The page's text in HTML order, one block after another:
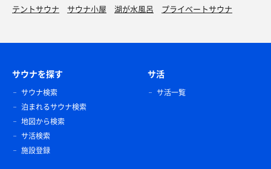
テントサウナ
サウナ小屋 湖が水風呂 プライベートサウナ
サウナを探す
サウナ検索
泊まれるサウナ検索
地図から検索
サ活検索
施設登録
サ活
サ活一覧